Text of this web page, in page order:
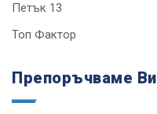
Петък 13
Топ Фактор
Препоръчваме Ви